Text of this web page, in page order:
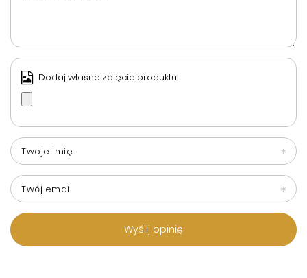
Dodaj własne zdjęcie produktu:
Twoje imię
Twój email
Wyślij opinię